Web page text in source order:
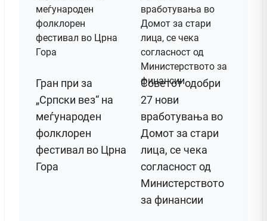
Гран при за
„Српски вез“ на
меѓународен
фолклорен
фестивал во Црна
Гора
Советот одобри
27 нови
вработувања во
Домот за стари
лица, се чека
согласност од
Министерството
за финансии